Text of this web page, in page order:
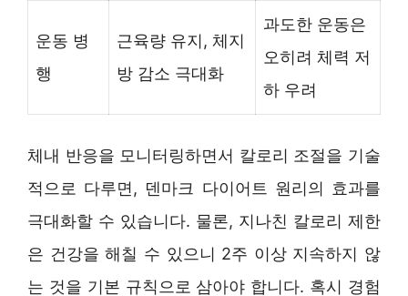
운동 병
행
근육량 유지, 체지
방 감소 극대화
과도한 운동은
오히려 체력 저
하 우려
체내 반응을 모니터링하면서 칼로리 조절을 기술
적으로 다루면, 덴마크 다이어트 원리의 효과를
극대화할 수 있습니다. 물론, 지나친 칼로리 제한
은 건강을 해칠 수 있으니 2주 이상 지속하지 않
는 것을 기본 규칙으로 삼아야 합니다. 혹시 경험